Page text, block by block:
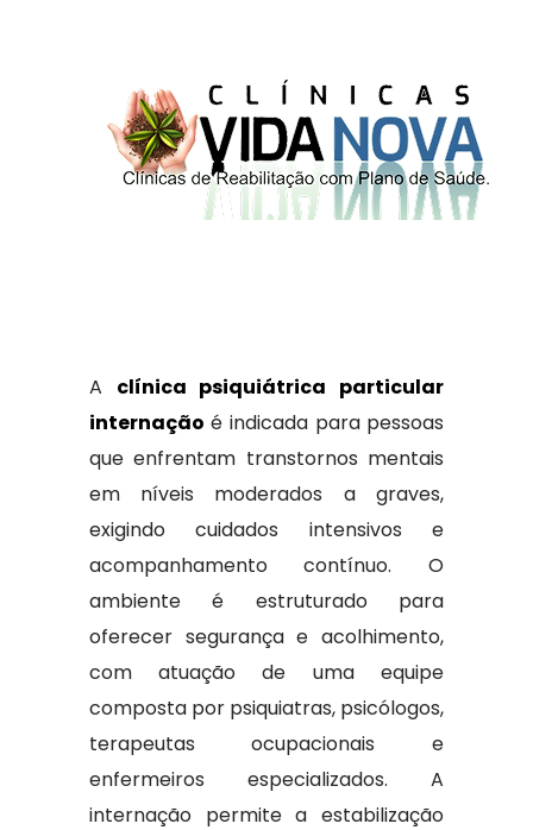
A clínica psiquiátrica particular
internação é indicada para pessoas
que enfrentam transtornos mentais
em níveis moderados a graves,
exigindo cuidados intensivos e
acompanhamento contínuo. O
ambiente é estruturado para
oferecer segurança e acolhimento,
com atuação de uma equipe
composta por psiquiatras, psicólogos,
terapeutas ocupacionais e
enfermeiros especializados. A
internação permite a estabilização